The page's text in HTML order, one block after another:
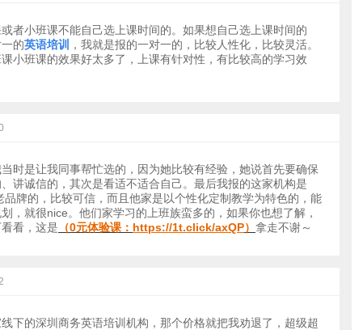
者小班课不能自己选上课时间的。如果想自己选上课时间的
的英语培训
，我就是报的一对一的，比较人性化，比较灵活。
小班课的效果好太多了，上课有针对性，有比较高的学习效
时是让我同事帮忙选的，因为她比较有经验，她说首先要确保
讲诚信的，其次是看适不适合自己。最后我报的这家机构是
品牌的，比较可信，而且他家是以个性化定制教学为特色的，能
，就很nice。他们家学习的上班族蛮多的，如果你也想了解，
看，这是 （0元体验课： https://1t.click/axQP） 拿走不谢～
下的深圳商务英语培训机构，那个价格就把我劝退了，超级超